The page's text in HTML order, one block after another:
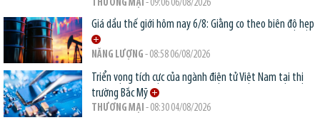
THƯƠNG MẠI - 09:06 06/08/2026
Giá dầu thế giới hôm nay 6/8: Giằng co theo biên độ hẹp
NĂNG LƯỢNG - 08:58 06/08/2026
Triển vọng tích cực của ngành điện tử Việt Nam tại thị
trường Bắc Mỹ
THƯƠNG MẠI - 08:30 04/08/2026